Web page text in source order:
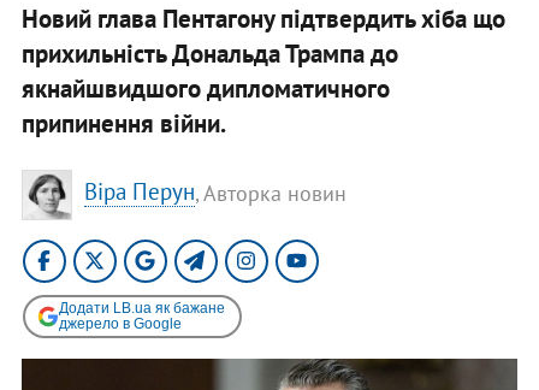
Новий глава Пентагону підтвердить хіба що
прихильність Дональда Трампа до
якнайшвидшого дипломатичного
припинення війни.
Віра Перун, Авторка новин
Додати LB.ua як бажане
джерело в Google